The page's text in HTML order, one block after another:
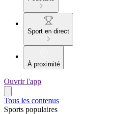
Sport en direct
À proximité
Ouvrir l'app
Tous les contenus
Sports populaires